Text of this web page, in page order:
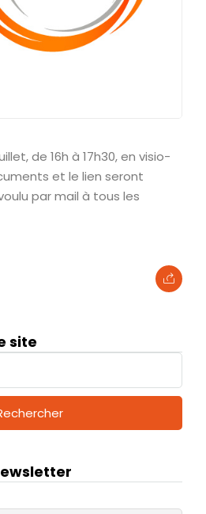
de 16h à 17h30, en visio-
et le lien seront
par mail à tous les
site